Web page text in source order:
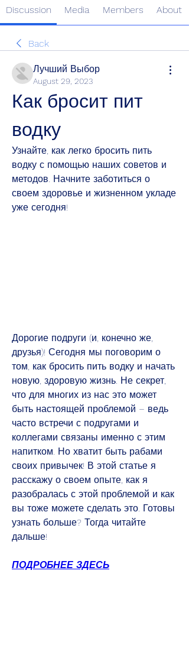
Discussion Media Members About
Back
Лучший Выбор
August 29, 2023
Как бросит пит
водку
Узнайте, как легко бросить пить
водку с помощью наших советов и
методов. Начните заботиться о
своем здоровье и жизненном укладе
уже сегодня!
Дорогие подруги (и, конечно же,
друзья)! Сегодня мы поговорим о
том, как бросить пить водку и начать
новую, здоровую жизнь. Не секрет,
что для многих из нас это может
быть настоящей проблемой – ведь
часто встречи с подругами и
коллегами связаны именно с этим
напитком. Но хватит быть рабами
своих привычек! В этой статье я
расскажу о своем опыте, как я
разобралась с этой проблемой и как
вы тоже можете сделать это. Готовы
узнать больше? Тогда читайте
дальше!
ПОДРОБНЕЕ ЗДЕСЬ